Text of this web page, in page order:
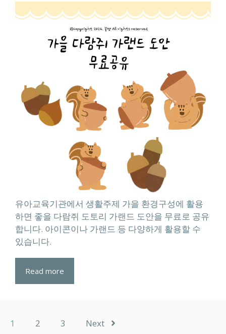
유아교육기관에서 생활주제 가을 환경구성에 활용
하면 좋을 다람쥐 도토리 가랜드 도안을 무료로 공유
합니다. 아이콘이나 가랜드 등 다양하게 활용할 수
있습니다.
Read more
1 2 3 Next